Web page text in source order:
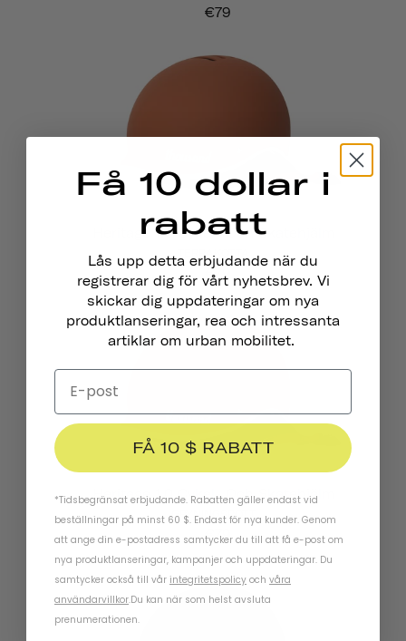
€79
Heritage 1.0 Cykel- Och Skatehjälm
TERRAKOTTA
€79
Heritage 1.0 Cykel- Och Skatehjälm
GRYNINGSRÖTT
€79
Få 10 dollar i
rabatt
Lås upp detta erbjudande när du
registrerar dig för vårt nyhetsbrev. Vi
skickar dig uppdateringar om nya
produktlanseringar, rea och intressanta
artiklar om urban mobilitet.
FÅ 10 $ RABATT
*Tidsbegränsat erbjudande. Rabatten gäller endast vid
beställningar på minst 60 $. Endast för nya kunder. Genom
att ange din e-postadress samtycker du till att få e-post om
nya produktlanseringar, kampanjer och uppdateringar. Du
samtycker också till vår integritetspolicy och våra
användarvillkor.Du kan när som helst avsluta
prenumerationen.